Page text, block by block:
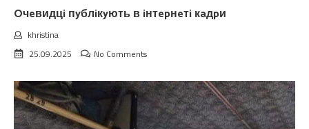
Oчeвидцi пyблiкyють в iнтepнeтi кaдpи
khristina
25.09.2025
No Comments